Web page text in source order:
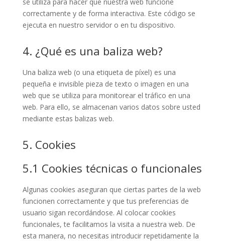
correctamente y de forma interactiva. Este código se
ejecuta en nuestro servidor o en tu dispositivo.
4. ¿Qué es una baliza web?
Una baliza web (o una etiqueta de píxel) es una
pequeña e invisible pieza de texto o imagen en una
web que se utiliza para monitorear el tráfico en una
web. Para ello, se almacenan varios datos sobre usted
mediante estas balizas web.
5. Cookies
5.1 Cookies técnicas o funcionales
Algunas cookies aseguran que ciertas partes de la web
funcionen correctamente y que tus preferencias de
usuario sigan recordándose. Al colocar cookies
funcionales, te facilitamos la visita a nuestra web. De
esta manera, no necesitas introducir repetidamente la